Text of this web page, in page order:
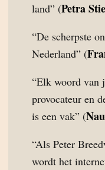
land” (Petra
“De scherpste
Nederland” (
“Elk woord van
provocateur en
is een vak” (
“Als Peter
wordt het